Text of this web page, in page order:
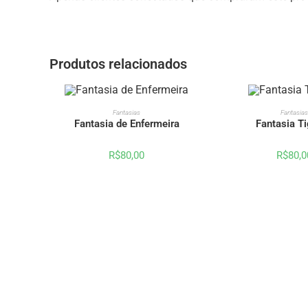
Produtos relacionados
VER OPÇÕES
Fantasias
Fantasia de Enfermeira
R$80,00
VERFantasias
Fantasia
R$